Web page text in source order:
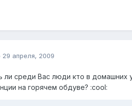
29 апреля, 2009
ли среди Вас люди кто в
на горячем обдуве? :cool: